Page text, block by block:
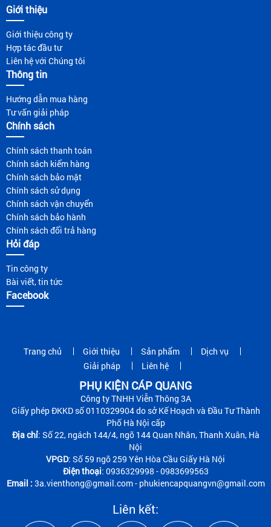
Giới thiệu
Giới thiệu công ty
Hợp tác đầu tư
Liên hệ với Chúng tôi
Thông tin
Hướng dẫn mua hàng
Tư vấn giải pháp
Chính sách
Chính sách thanh toán
Chính sách kiểm hàng
Chính sách bảo mật
Chính sách sử dụng
Chính sách vận chuyển
Chính sách bảo hành
Chính sách đổi trả hàng
Hỏi đáp
Tin công ty
Bài viết, tin tức
Facebook
Trang chủ Giới thiệu Sản phẩm
Dịch vụ
Giải pháp
Liên hệ
PHỤ KIỆN CÁP QUANG
Công ty TNHH Viễn Thông 3A
Giấy phép ĐKKD số 0110329904 do sở Kế Hoạch và Đầu Tư Thành
Phố Hà Nội cấp
Địa chỉ: Số 22, ngách 144/4, ngõ 144 Quan Nhân, Thanh Xuân, Hà
Nội
VPGD: Số 59 ngõ 259 Yên Hòa Cầu Giấy Hà Nội
Điện thoại: 0936329998 - 0983699563
Email : 3a.vienthong@gmail.com - phukiencapquangvn@gmail.com
Liên kết: